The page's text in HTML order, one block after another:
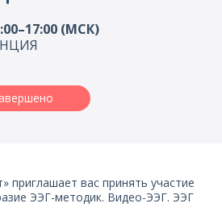
Поддержка
Дилеры
(МСК)
приглашает вас принять участие
ЭЭГ-методик. Видео-ЭЭГ. ЭЭГ